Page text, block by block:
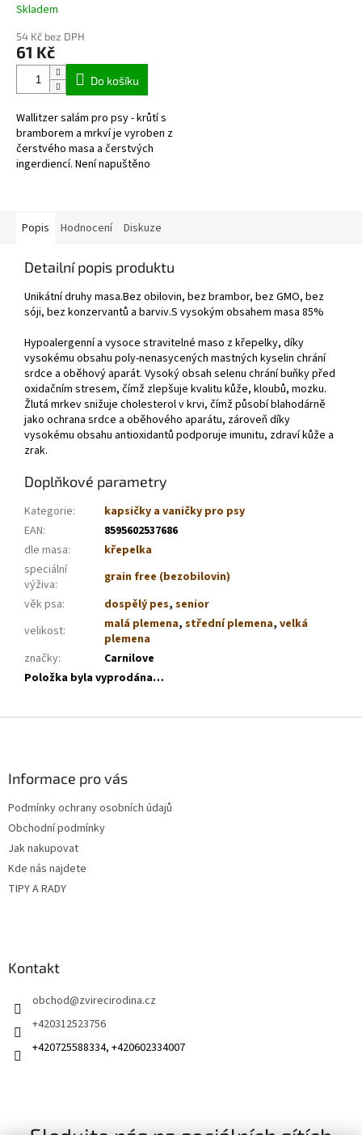
Skladem
54 Kč bez DPH
61 Kč
Do košíku
Wallitzer salám pro psy - krůtí s
bramborem a mrkví je vyroben z
čerstvého masa a čerstvých
ingerdiencí. Není napuštěno
Popis Hodnocení Diskuze
Detailní popis produktu
Unikátní druhy masa.Bez obilovin, bez brambor, bez GMO, bez
sóji, bez konzervantů a barviv.S vysokým obsahem masa 85%
Hypoalergenní a vysoce stravitelné maso z křepelky, díky
vysokému obsahu poly-nenasycených mastných kyselin chrání
srdce a oběhový aparát. Vysoký obsah selenu chrání buňky před
oxidačním stresem, čímž zlepšuje kvalitu kůže, kloubů, mozku.
Žlutá mrkev snižuje cholesterol v krvi, čímž působí blahodárně
jako ochrana srdce a oběhového aparátu, zároveň díky
vysokému obsahu antioxidantů podporuje imunitu, zdraví kůže a
zrak.
Doplňkové parametry
Kategorie:
kapsičky a vaničky pro psy
EAN:
8595602537686
dle masa:
křepelka
speciální
výživa:
grain free (bezobilovin)
věk psa: dospělý pes, senior
velikost: malá plemena, střední plemena, velká
plemena
značky:
Carnilove
Položka byla vyprodána…
Informace pro vás
Podmínky ochrany osobních údajů
Obchodní podmínky
Jak nakupovat
Kde nás najdete
TIPY A RADY
Kontakt
obchod@zvirecirodina.cz
+420312523756
+420725588334, +420602334007